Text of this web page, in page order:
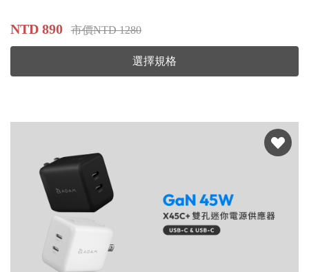
NTD 890 市價NTD 1280
選擇規格